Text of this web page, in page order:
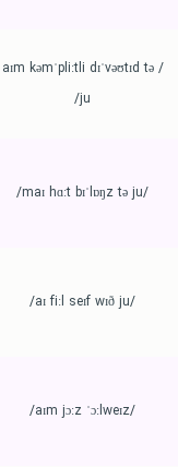
/aɪm kəmˈpliːtli dɪˈvəʊtɪd tə
ju/
/maɪ hɑːt bɪˈlɒŋz tə ju/
/aɪ fiːl seɪf wɪð ju/
/aɪm jɔːz ˈɔːlweɪz/